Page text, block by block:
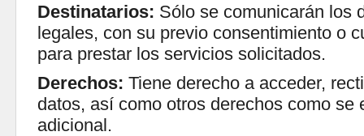
Destinatarios: Sólo se comunicarán los
legales, con su previo consentimiento o
para prestar los servicios solicitados.
Derechos: Tiene derecho a acceder,
datos, así como otros derechos como se
adicional.